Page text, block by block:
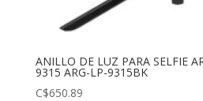
ANILLO DE LUZ PARA SELFIE
9315 ARG-LP-9315BK
C$650.89